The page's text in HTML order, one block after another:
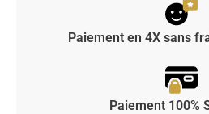
Paiement en 4X sans
Paiement 100%